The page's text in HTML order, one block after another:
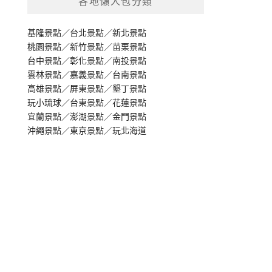
基隆景點／台北景點／新北景點
桃園景點／新竹景點／苗栗景點
台中景點／彰化景點／南投景點
雲林景點／嘉義景點／台南景點
高雄景點／屏東景點／墾丁景點
玩小琉球／台東景點／花蓮景點
宜蘭景點／澎湖景點／金門景點
沖繩景點／東京景點／玩北海道